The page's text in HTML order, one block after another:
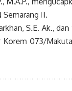
Semarang II.
S.E. Ak.,
073/